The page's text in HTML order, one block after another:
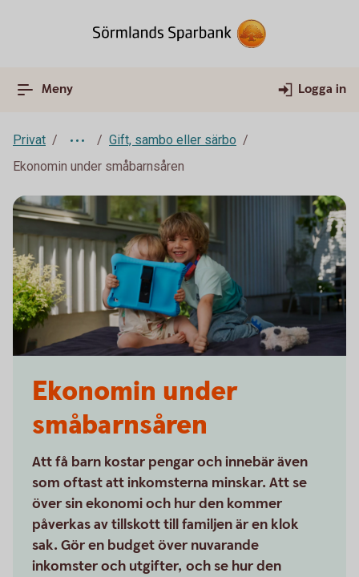
Meny Logga in
Privat
Gift, sambo eller särbo
Ekonomin under småbarnsåren
Ekonomin under
småbarnsåren
Att få barn kostar pengar och innebär även
som oftast att inkomsterna minskar. Att se
över sin ekonomi och hur den kommer
påverkas av tillskott till familjen är en klok
sak. Gör en budget över nuvarande
inkomster och utgifter, och se hur den